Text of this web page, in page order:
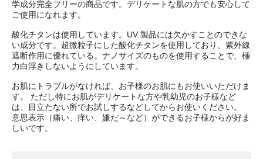
学成分完全フリーの商品です。デリケートな肌の方でも安心して
ご使用になれます。
酸化チタンは使用しています。UV 製品には欠かすことのできな
い成分です。超微粒子にした酸化チタンを使用しており、紫外線
遮断作用に優れている。ナノサイズのものを使用することで、極
力白浮きしないようにしています。
お肌にトラブルがなければ、お子様のお肌にもお使いいただけま
す。 ただし特にお肌がデリケートな方や乳幼児のお子様など
は、目立たない所でお試しするなどしてからお使いください。
意思表示（痛い、痒い、嫌だ～など）ができるお子様からが好ま
しいです。